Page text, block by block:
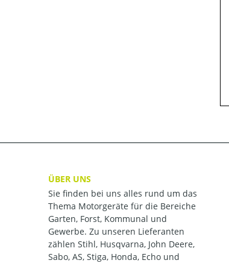
ÜBER UNS
Sie finden bei uns alles rund um das
Thema Motorgeräte für die Bereiche
Garten, Forst, Kommunal und
Gewerbe. Zu unseren Lieferanten
zählen Stihl, Husqvarna, John Deere,
Sabo, AS, Stiga, Honda, Echo und